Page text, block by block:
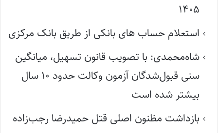
۱۴۰۵
استعلام حساب های بانکی از طریق بانک مرکزی
شاه‌محمدی: با تصویب قانون تسهیل، میانگین
سنی قبول‌شدگان آزمون وکالت حدود ۱۰ سال
بیشتر شده است
بازداشت مظنون اصلی قتل حمیدرضا رجب‌زاده